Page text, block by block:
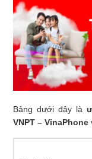
Bảng dưới đây là
VNPT – VinaPhone